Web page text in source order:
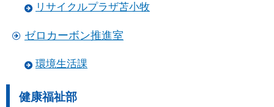
リサイクルプラザ苫小牧
ゼロカーボン推進室
環境生活課
健康福祉部